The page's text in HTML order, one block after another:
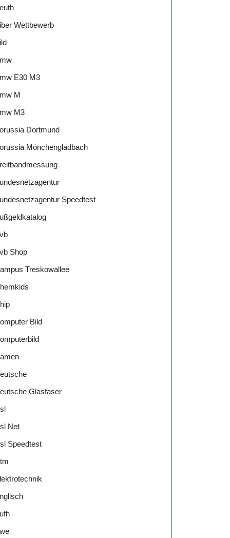
Wettbewerb
E30 M3
M
M3
Dortmund
Mönchengladbach
Speedtest
Shop
Treskowallee
Bild
Glasfaser
Net
Speedtest